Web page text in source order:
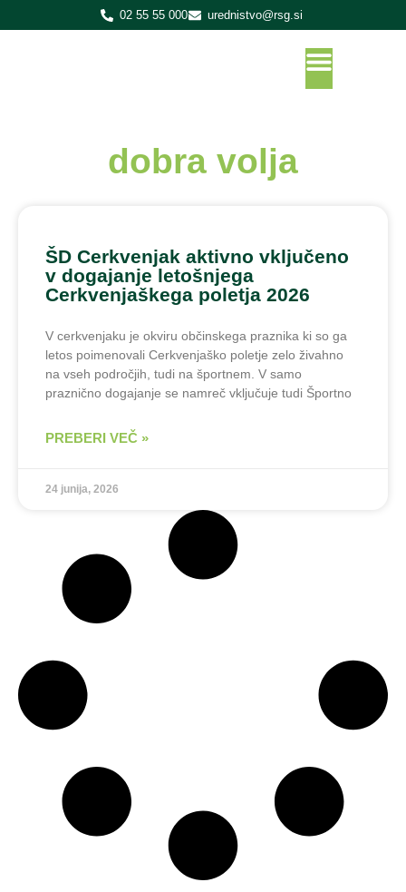
02 55 55 000 urednistvo@rsg.si
dobra volja
ŠD Cerkvenjak aktivno vključeno
v dogajanje letošnjega
Cerkvenjaškega poletja 2026
V cerkvenjaku je okviru občinskega praznika ki so ga
letos poimenovali Cerkvenjaško poletje zelo živahno
na vseh področjih, tudi na športnem. V samo
praznično dogajanje se namreč vključuje tudi Športno
PREBERI VEČ »
24 junija, 2026